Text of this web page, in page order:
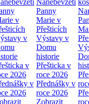
v
v
v
2026
v
2026
Nanebevzetí
Panny
Marie v
Přešticích
Výstavy v
Domu
historie
Přešticka v
roce 2026
Přednášky v
roce 2026
Zobrazit